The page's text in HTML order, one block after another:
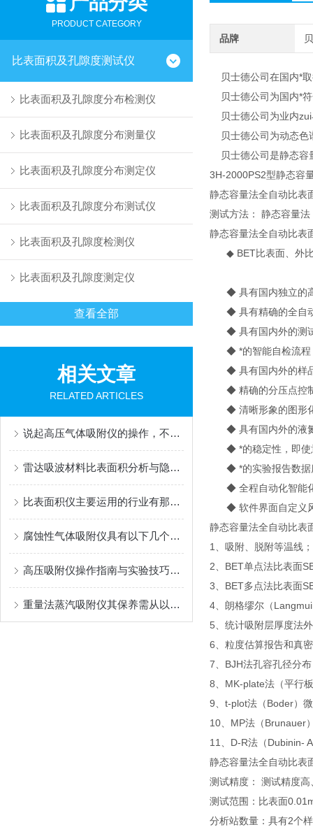
PRODUCT CATEGORY
比表面积及孔隙度测试仪
比表面积及孔隙度分布检测仪
比表面积及孔隙度分布测量仪
比表面积及孔隙度分布测定仪
比表面积及孔隙度分布测试仪
比表面积及孔隙度检测仪
比表面积及孔隙度测定仪
查看全部
相关文章
RELATED ARTICLES
说起高压气体吸附仪的操作，不妨先看看下文！
雷达吸波材料比表面积分析与隐身技术
比表面积仪主要运用的行业有那些？
腐蚀性气体吸附仪具有以下几个特点
高压吸附仪操作指南与实验技巧分享
重量法蒸汽吸附仪其保养需从以下方面入手
品牌
贝士德公司在国内*取
贝士德公司为国内*符
贝士德公司为业内zui
贝士德公司为动态色
贝士德公司是静态容
3H-2000PS2型静态容
静态容量法全自动比表
测试方法： 静态容量法
静态容量法全自动比表
◆ BET比表面、外比
◆ 具有国内独立的高
◆ 具有精确的全自动
◆ 具有国内外的测试
◆ *的智能自检流程
◆ 具有国内外的样品
◆ 精确的分压点控制
◆ 清晰形象的图形化
◆ 具有国内外的液氮
◆ *的稳定性，即使
◆ *的实验报告数据
◆ 全程自动化智能化
◆ 软件界面自定义
静态容量法全自动比表
1、吸附、脱附等温线；
2、BET单点法比表面
3、BET多点法比表
4、朗格缪尔（
5、统计吸附层厚度法
6、粒度估算报告和真
7、BJH法孔容孔径分
8、MK-plate法（平行
9、t-plot法（Boder）
10、MP法（Brunauer
11、D-R法（Dubinin-
静态容量法全自动比表
测试精度： 测试精度
测试范围：比表面
分析站数量：具有2个